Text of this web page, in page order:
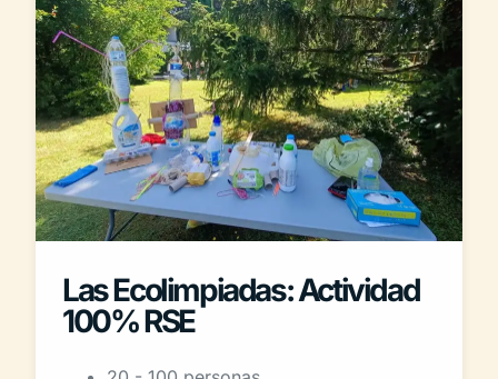
Las Ecolimpiadas: Actividad
100% RSE